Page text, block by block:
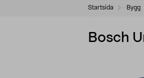
Startsida Bygg
Bosch